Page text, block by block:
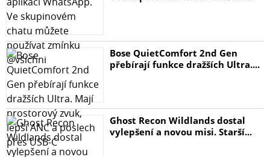
Průměr montážního otvoru: 52 mm
Šířka: 68 mm
Doporučené tiskové parametry:
Teplota extruze: 195-220°C
Teplota podložky: 30-60°C
Chlazení: 50-100%
Rychlost tisku: 40-100 mm/s
Bose QuietComfort 2nd Gen
přebírají funkce dražších Ultra....
Ghost Recon Wildlands dostal
vylepšení a novou misi. Starší...